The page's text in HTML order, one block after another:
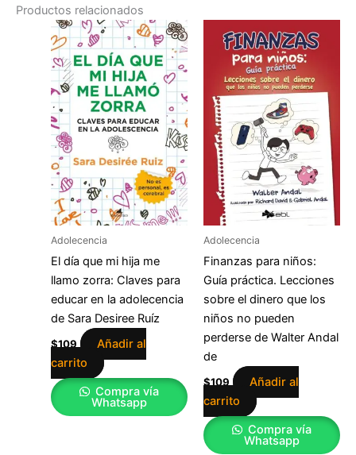
Productos relacionados
Adolecencia
El día que mi hija me
llamo zorra: Claves para
educar en la adolecencia
de Sara Desiree Ruíz
$109
Añadir al
carrito
Compra vía
Whatsapp
Adolecencia
Finanzas para niños:
Guía práctica. Lecciones
sobre el dinero que los
niños no pueden
perderse de Walter Andal
de
$109
Añadir al
carrito
Compra vía
Whatsapp